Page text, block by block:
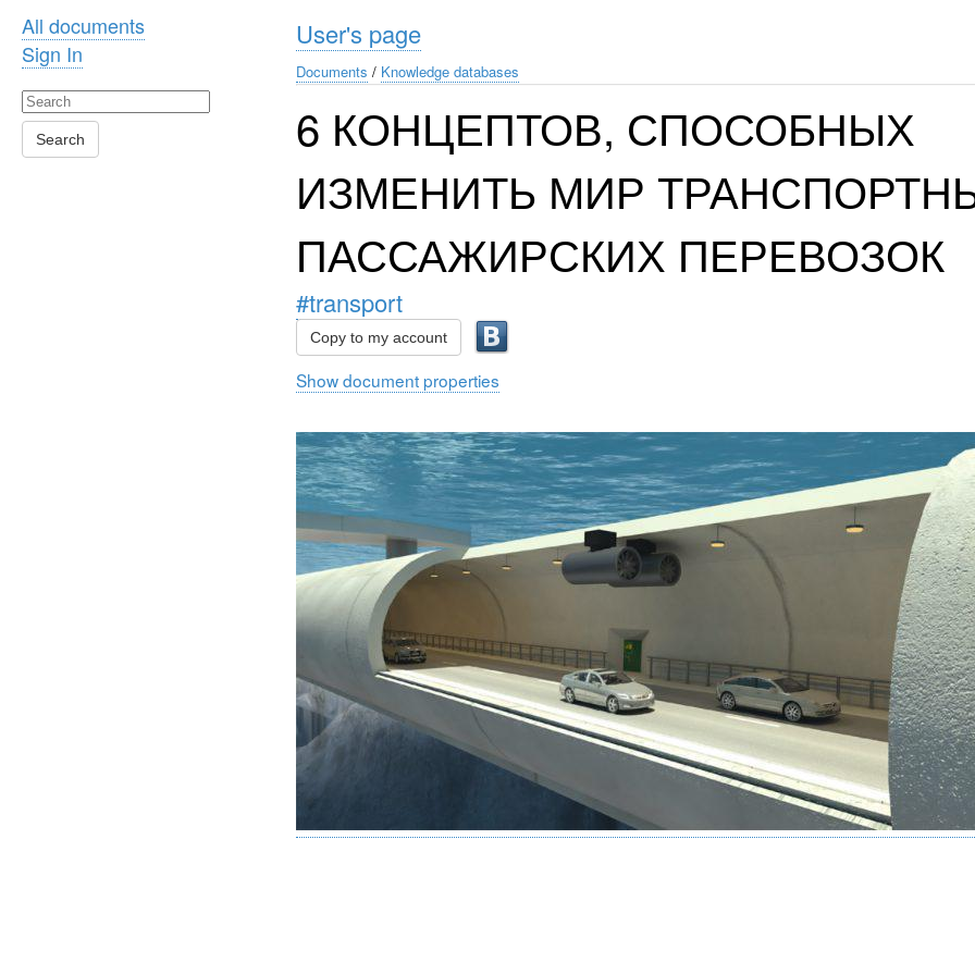
User's page
Documents / Knowledge databases
6 КОНЦЕПТОВ, СПОСОБНЫХ
ИЗМЕНИТЬ МИР
ПАССАЖИРСКИХ ПЕРЕВОЗОК
#transport
Copy to my account
Show document properties
All documents
Sign In
Search